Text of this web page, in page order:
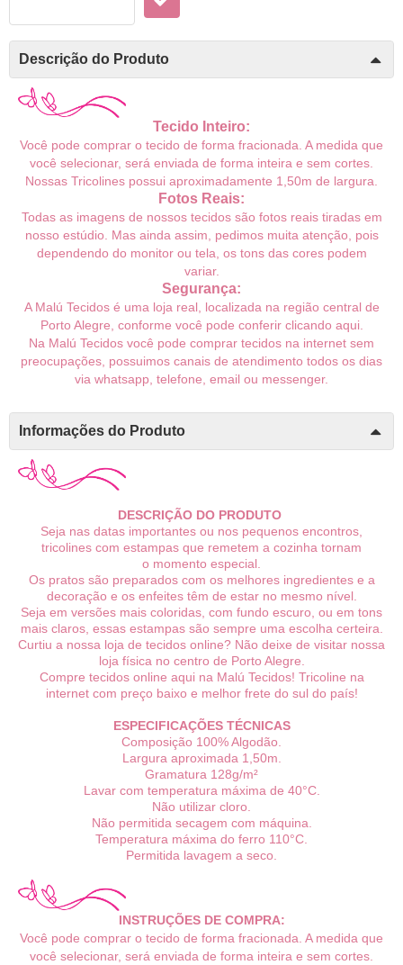
Descrição do Produto
Tecido Inteiro:
Você pode comprar o tecido de forma fracionada. A medida que
você selecionar, será enviada de forma inteira e sem cortes.
Nossas Tricolines possui aproximadamente 1,50m de largura.
Fotos Reais:
Todas as imagens de nossos tecidos são fotos reais tiradas em
nosso estúdio. Mas ainda assim, pedimos muita atenção, pois
dependendo do monitor ou tela, os tons das cores podem
variar.
Segurança:
A Malú Tecidos é uma loja real, localizada na região central de
Porto Alegre, conforme você pode conferir clicando aqui.
Na Malú Tecidos você pode comprar tecidos na internet sem
preocupações, possuimos canais de atendimento todos os dias
via whatsapp, telefone, email ou messenger.
Informações do Produto
DESCRIÇÃO DO PRODUTO
Seja nas datas importantes ou nos pequenos encontros,
tricolines com estampas que remetem a cozinha tornam
o momento especial.
Os pratos são preparados com os melhores ingredientes e a
decoração e os enfeites têm de estar no mesmo nível.
Seja em versões mais coloridas, com fundo escuro, ou em tons
mais claros, essas estampas são sempre uma escolha certeira.
Curtiu a nossa loja de tecidos online? Não deixe de visitar nossa
loja física no centro de Porto Alegre.
Compre tecidos online aqui na Malú Tecidos! Tricoline na
internet com preço baixo e melhor frete do sul do país!
ESPECIFICAÇÕES TÉCNICAS
Composição 100% Algodão.
Largura aproximada 1,50m.
Gramatura 128g/m²
Lavar com temperatura máxima de 40°C.
Não utilizar cloro.
Não permitida secagem com máquina.
Temperatura máxima do ferro 110°C.
Permitida lavagem a seco.
INSTRUÇÕES DE COMPRA:
Você pode comprar o tecido de forma fracionada. A medida que
você selecionar, será enviada de forma inteira e sem cortes.